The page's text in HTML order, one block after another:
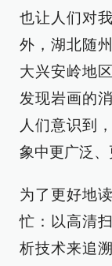
也让人们对
外，湖北随
大兴安岭地
发现岩画的
人们意识到
象中更广泛、
为了更好地
忙：以高清
析技术来追